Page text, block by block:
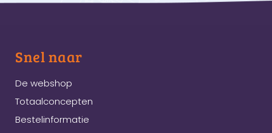
Snel naar
De webshop
Totaalconcepten
Bestelinformatie